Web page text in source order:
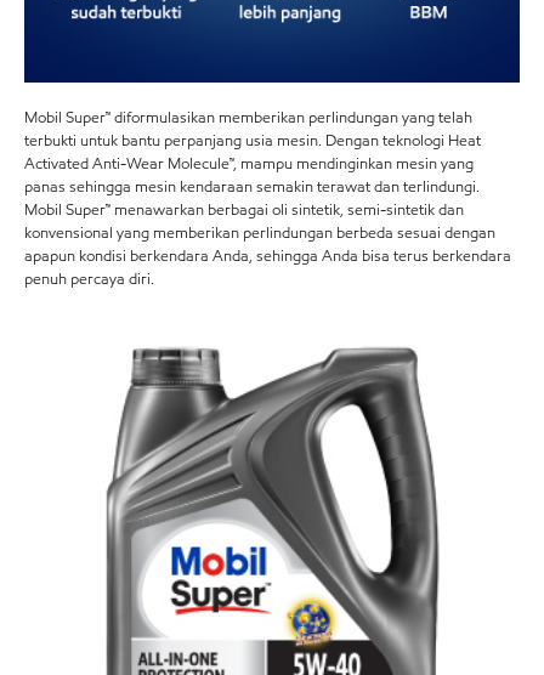
Mobil Super™ diformulasikan memberikan perlindungan yang telah
terbukti untuk bantu perpanjang usia mesin. Dengan teknologi Heat
Activated Anti-Wear Molecule™, mampu mendinginkan mesin yang
panas sehingga mesin kendaraan semakin terawat dan terlindungi.
Mobil Super™ menawarkan berbagai oli sintetik, semi-sintetik dan
konvensional yang memberikan perlindungan berbeda sesuai dengan
apapun kondisi berkendara Anda, sehingga Anda bisa terus berkendara
penuh percaya diri.